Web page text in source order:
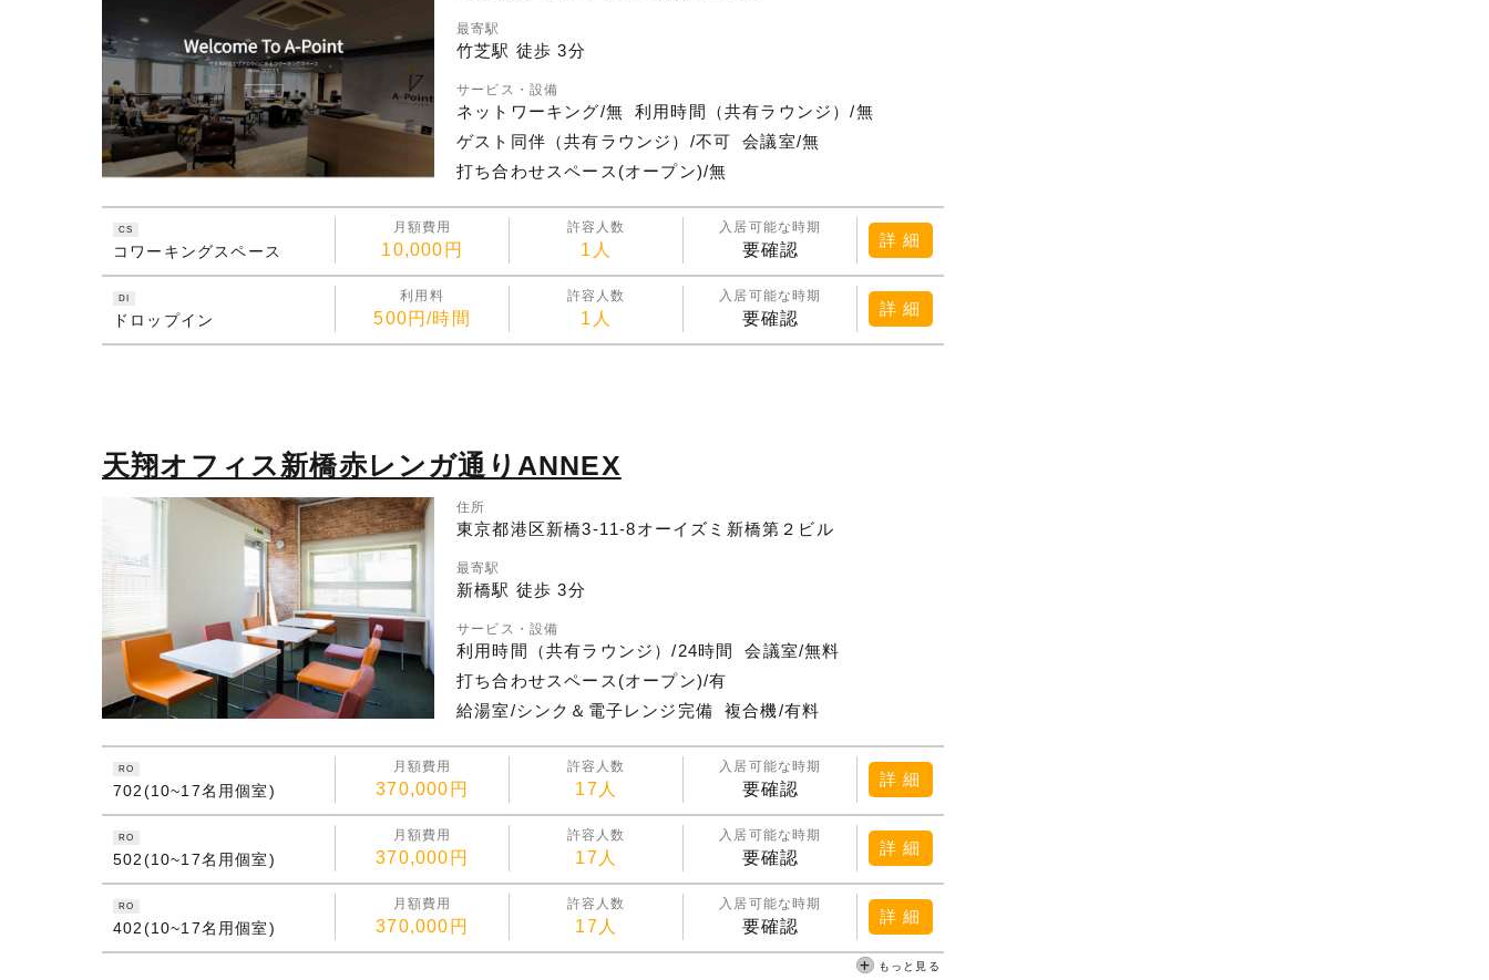
最寄駅
竹芝駅 徒歩 3分
サービス・設備
ネットワーキング/無
利用時間（共有ラウンジ）/無
ゲスト同伴（共有ラウンジ）/不可
会議室/無
打ち合わせスペース(オープン)/無
CS
コワーキングスペース
月額費用
10,000円
許容人数
1人
入居可能な時期
要確認
詳 細
DI
ドロップイン
利用料
500円/時間
許容人数
1人
入居可能な時期
要確認
詳 細
天翔オフィス新橋赤レンガ通りANNEX
住所
東京都港区新橋3-11-8オーイズミ新橋第２ビル
最寄駅
新橋駅 徒歩 3分
サービス・設備
利用時間（共有ラウンジ）/24時間
会議室/無料
打ち合わせスペース(オープン)/有
給湯室/シンク＆電子レンジ完備
複合機/有料
RO
702(10~17名用個室)
月額費用
370,000円
許容人数
17人
入居可能な時期
要確認
詳 細
RO
502(10~17名用個室)
月額費用
370,000円
許容人数
17人
入居可能な時期
要確認
詳 細
RO
402(10~17名用個室)
月額費用
370,000円
許容人数
17人
入居可能な時期
要確認
詳 細
もっと見る